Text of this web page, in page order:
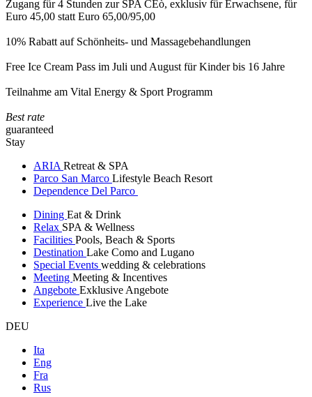
Zugang für 4 Stunden zur SPA CEò, exklusiv für Erwachsene, für
Euro 45,00 statt Euro 65,00/95,00
10% Rabatt auf Schönheits- und Massagebehandlungen
Free Ice Cream Pass im Juli und August für Kinder bis 16 Jahre
Teilnahme am Vital Energy & Sport Programm
Best rate
guaranteed
Stay
ARIA Retreat & SPA
Parco San Marco Lifestyle Beach Resort
Dependence Del Parco
Dining Eat & Drink
Relax SPA & Wellness
Facilities Pools, Beach & Sports
Destination Lake Como and Lugano
Special Events wedding & celebrations
Meeting Meeting & Incentives
Angebote Exklusive Angebote
Experience Live the Lake
DEU
Ita
Eng
Fra
Rus